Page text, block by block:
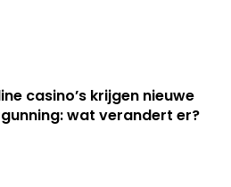
casino’s krijgen nieuwe
wat verandert er?